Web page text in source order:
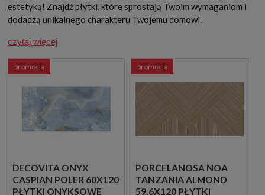
estetyką! Znajdź płytki, które sprostają Twoim wymaganiom i
dodadzą unikalnego charakteru Twojemu domowi.
czytaj więcej
DECOVITA ONYX
CASPIAN POLER 60X120
PŁYTKI ONYKSOWE
promocja
PORCELANOSA NOA
TANZANIA ALMOND
59,6X120 PŁYTKI
promocja